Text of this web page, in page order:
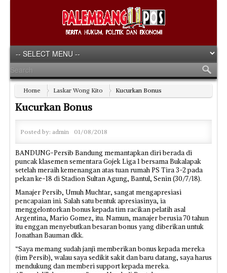
Home Laskar Wong Kito Kucurkan Bonus
Kucurkan Bonus
Posted by: admin 01/08/2018
BANDUNG-Persib Bandung memantapkan diri berada di
puncak klasemen sementara Gojek Liga 1 bersama Bukalapak
setelah meraih kemenangan atas tuan rumah PS Tira 3-2 pada
pekan ke-18 di Stadion Sultan Agung, Bantul, Senin (30/7/18).
Manajer Persib, Umuh Muchtar, sangat mengapresiasi
pencapaian ini. Salah satu bentuk apresiasinya, ia
menggelontorkan bonus kepada tim racikan pelatih asal
Argentina, Mario Gomez, itu. Namun, manajer berusia 70 tahun
itu enggan menyebutkan besaran bonus yang diberikan untuk
Jonathan Bauman dkk.
“Saya memang sudah janji memberikan bonus kepada mereka
(tim Persib), walau saya sedikit sakit dan baru datang, saya harus
mendukung dan memberi support kepada mereka.